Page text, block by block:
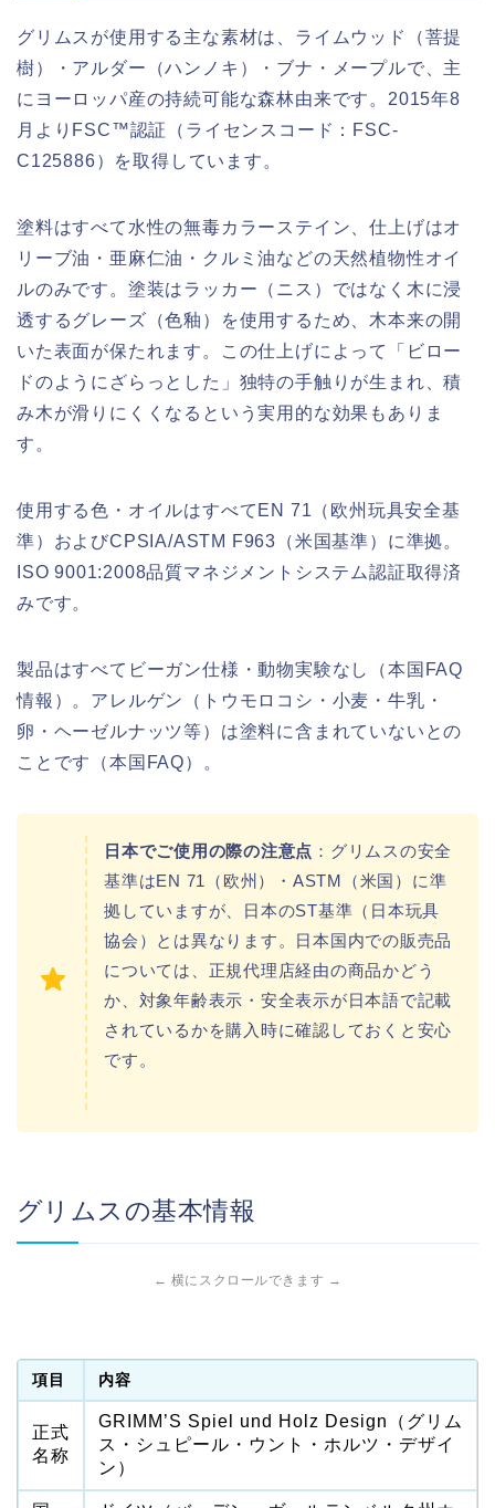
グリムスが使用する主な素材は、ライムウッド（菩提
樹）・アルダー（ハンノキ）・ブナ・メープルで、主
にヨーロッパ産の持続可能な森林由来です。2015年8
月よりFSC™認証（ライセンスコード：FSC-
C125886）を取得しています。
塗料はすべて水性の無毒カラーステイン、仕上げはオ
リーブ油・亜麻仁油・クルミ油などの天然植物性オイ
ルのみです。塗装はラッカー（ニス）ではなく木に浸
透するグレーズ（色釉）を使用するため、木本来の開
いた表面が保たれます。この仕上げによって「ビロー
ドのようにざらっとした」独特の手触りが生まれ、積
み木が滑りにくくなるという実用的な効果もありま
す。
使用する色・オイルはすべてEN 71（欧州玩具安全基
準）およびCPSIA/ASTM F963（米国基準）に準拠。
ISO 9001:2008品質マネジメントシステム認証取得済
みです。
製品はすべてビーガン仕様・動物実験なし（本国FAQ
情報）。アレルゲン（トウモロコシ・小麦・牛乳・
卵・ヘーゼルナッツ等）は塗料に含まれていないとの
ことです（本国FAQ）。
日本でご使用の際の注意点 ：グリムスの安全
基準はEN 71（欧州）・ASTM（米国）に準
拠していますが、日本のST基準（日本玩具
協会）とは異なります。日本国内での販売品
については、正規代理店経由の商品かどう
か、対象年齢表示・安全表示が日本語で記載
されているかを購入時に確認しておくと安心
です。
グリムスの基本情報
← 横にスクロールできます →
項目 内容
正式
名称
GRIMM’S Spiel und Holz Design（グリム
ス・シュピール・ウント・ホルツ・デザイ
ン）